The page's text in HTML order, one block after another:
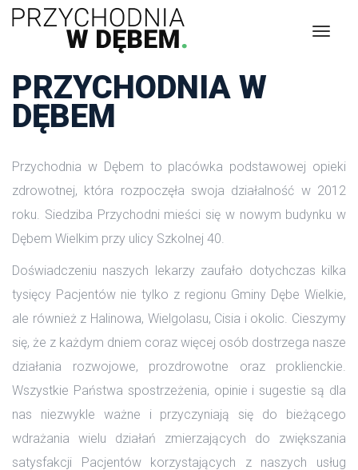
PRZYCHODNIA W
DĘBEM
Przychodnia w Dębem to placówka podstawowej opieki
zdrowotnej, która rozpoczęła swoja działalność w 2012
roku. Siedziba Przychodni mieści się w nowym budynku w
Dębem Wielkim przy ulicy Szkolnej 40.
Doświadczeniu naszych lekarzy zaufało dotychczas kilka
tysięcy Pacjentów nie tylko z regionu Gminy Dębe Wielkie,
ale również z Halinowa, Wielgolasu, Cisia i okolic. Cieszymy
ię, że z każdym dniem coraz więcej osób dostrzega nasze
działania rozwojowe, prozdrowotne oraz proklienckie.
Wszystkie Państwa spostrzeżenia, opinie i sugestie są dla
nas niezwykle ważne i przyczyniają się do bieżącego
wdrażania wielu działań zmierzających do zwiększania
atysfakcji Pacjentów korzystających z naszych usług